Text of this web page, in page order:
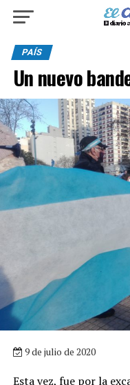
PAÍS
Un nuevo
9 de julio de 2020
Esta vez, fue por la